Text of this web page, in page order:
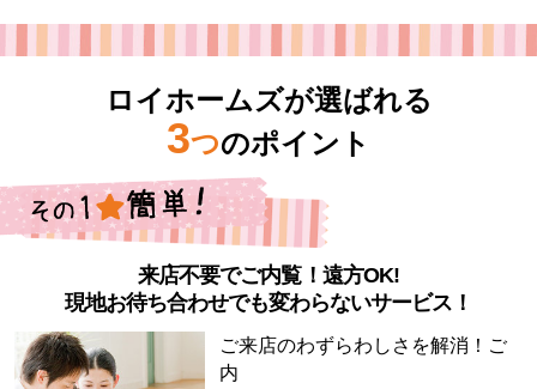
ロイホームズが選ばれる
3つのポイント
来店不要でご内覧！遠方OK!
現地お待ち合わせでも変わらないサービス！
ご来店のわずらわしさを解消！ご
内